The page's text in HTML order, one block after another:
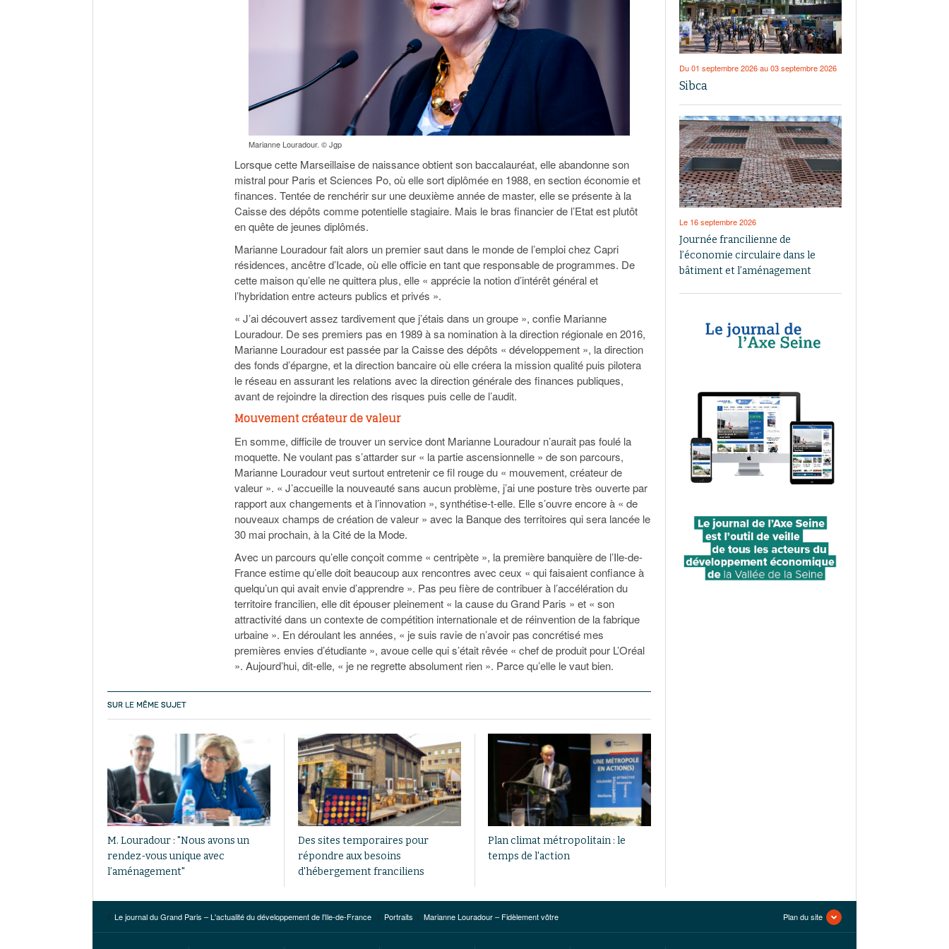
Marianne Louradour. © Jgp
Lorsque cette Marseillaise de naissance obtient son baccalauréat, elle abandonne son
mistral pour Paris et Sciences Po, où elle sort diplômée en 1988, en section économie et
finances. Tentée de renchérir sur une deuxième année de master, elle se présente à la
Caisse des dépôts comme potentielle stagiaire. Mais le bras financier de l’Etat est plutôt
en quête de jeunes diplômés.
Marianne Louradour fait alors un premier saut dans le monde de l’emploi chez Capri
résidences, ancêtre d’Icade, où elle officie en tant que responsable de programmes. De
cette maison qu’elle ne quittera plus, elle « apprécie la notion d’intérêt général et
l’hybridation entre acteurs publics et privés ».
« J’ai découvert assez tardivement que j’étais dans un groupe », confie Marianne
Louradour. De ses premiers pas en 1989 à sa nomination à la direction régionale en 2016,
Marianne Louradour est passée par la Caisse des dépôts « développement », la direction
des fonds d’épargne, et la direction bancaire où elle créera la mission qualité puis pilotera
le réseau en assurant les relations avec la direction générale des finances publiques,
avant de rejoindre la direction des risques puis celle de l’audit.
Mouvement créateur de valeur
En somme, difficile de trouver un service dont Marianne Louradour n’aurait pas foulé la
moquette. Ne voulant pas s’attarder sur « la partie ascensionnelle » de son parcours,
Marianne Louradour veut surtout entretenir ce fil rouge du « mouvement, créateur de
valeur ». « J’accueille la nouveauté sans aucun problème, j’ai une posture très ouverte par
rapport aux changements et à l’innovation », synthétise-t-elle. Elle s’ouvre encore à « de
nouveaux champs de création de valeur » avec la Banque des territoires qui sera lancée le
30 mai prochain, à la Cité de la Mode.
Avec un parcours qu’elle conçoit comme « centripète », la première banquière de l’Ile-de-
France estime qu’elle doit beaucoup aux rencontres avec ceux « qui faisaient confiance à
quelqu’un qui avait envie d’apprendre ». Pas peu fière de contribuer à l’accélération du
territoire francilien, elle dit épouser pleinement « la cause du Grand Paris » et « son
attractivité dans un contexte de compétition internationale et de réinvention de la fabrique
urbaine ». En déroulant les années, « je suis ravie de n’avoir pas concrétisé mes
premières envies d’étudiante », avoue celle qui s’était rêvée « chef de produit pour L’Oréal
». Aujourd’hui, dit-elle, « je ne regrette absolument rien ». Parce qu’elle le vaut bien.
SUR LE MÊME SUJET
M. Louradour : "Nous avons un
rendez-vous unique avec
l’aménagement"
Des sites temporaires pour
répondre aux besoins
d'hébergement franciliens
Plan climat métropolitain : le
temps de l'action
Du 01 septembre 2026 au 03 septembre 2026
Sibca
Le 16 septembre 2026
Journée francilienne de
l’économie circulaire dans le
bâtiment et l’aménagement
Le journal du Grand Paris – L'actualité du développement de l'Ile-de-France Portraits Marianne Louradour – Fidèlement vôtre Plan du site